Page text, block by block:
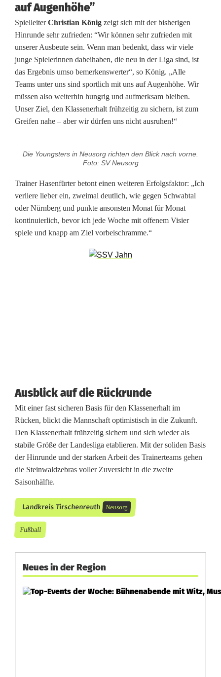
n
e
n
ü
b
e
r
f
f
e
r
t
u
n
g
e
n
auf Augenhöhe”
SpielleiterChristian König zeigt sich mit der bisherigen
Hinrunde sehr zufrieden: “Wir können sehr zufrieden mit
unserer Ausbeute sein. Wenn man bedenkt, dass wir viele
junge Spielerinnen dabeihaben, die neu in der Liga sind, ist
das Ergebnis umso bemerkenswerter“, so König. „Alle
Teams unter uns sind sportlich mit uns auf Augenhöhe. Wir
müssen also weiterhin hungrig und aufmerksam bleiben.
Unser Ziel, den Klassenerhalt frühzeitig zu sichern, ist zum
Greifen nahe – aber wir dürfen uns nicht ausruhen!“
Die Youngsters in Neusorg richten den Blick nach vorne.
Foto: SV Neusorg
Trainer Hasenfürter betont einen weiteren Erfolgsfaktor: „Ich
verliere lieber ein, zweimal deutlich, wie gegen Schwabtal
oder Nürnberg und punkte ansonsten Monat für Monat
kontinuierlich, bevor ich jede Woche mit offenem Visier
spiele und knapp am Ziel vorbeischramme.“
Ausblick auf die Rückrunde
Mit einer fast sicheren Basis für den Klassenerhalt im
Rücken, blickt die Mannschaft optimistisch in die Zukunft.
Den Klassenerhalt frühzeitig sichern und sich wieder als
stabile Größe der Landesliga etablieren. Mit der soliden Basis
der Hinrunde und der starken Arbeit des Trainerteams gehen
die Steinwaldzebras voller Zuversicht in die zweite
Saisonhälfte.
Landkreis Tirschenreuth Neusorg
Fußball
Neues in der Region